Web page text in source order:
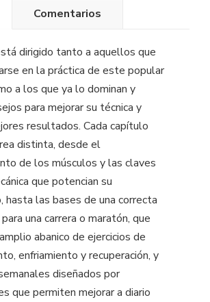
Comentarios
dirigido tanto a aquellos que
en la práctica de este popular
a los que ya lo dominan y
para mejorar su técnica y
resultados. Cada capítulo
distinta, desde el
de los músculos y las claves
que potencian su
hasta las bases de una correcta
una carrera o maratón, que
abanico de ejercicios de
enfriamiento y recuperación, y
diseñados por
que permiten mejorar a diario